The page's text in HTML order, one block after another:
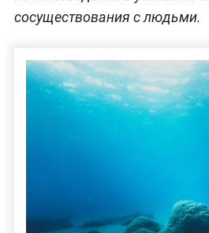
сосуществования с людьми.